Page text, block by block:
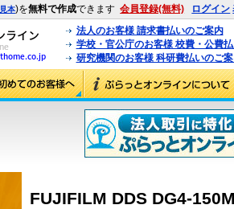
見本)を無料で作成できます 会員登録(無料) ログイン
法人のお客様 請求書払いのご案内
学校・官公庁のお客様 校費・公費
研究機関のお客様 科研費払いのご
FUJIFILM DDS DG4-